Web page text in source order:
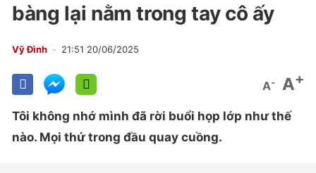
bàng lại nằm trong tay cô ấy
Vỹ Đình 21:51 20/06/2025
A- A+
Tôi không nhớ mình đã rời buổi họp lớp như thế
nào. Mọi thứ trong đầu quay cuồng.